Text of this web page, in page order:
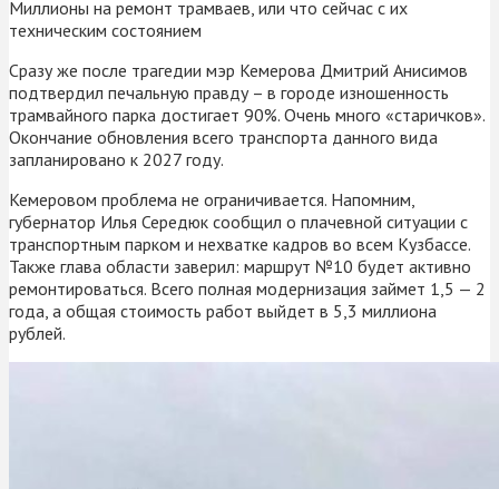
Миллионы на ремонт трамваев, или что сейчас с их
техническим состоянием
Сразу же после трагедии мэр Кемерова Дмитрий Анисимов
подтвердил печальную правду – в городе изношенность
трамвайного парка достигает 90%. Очень много «старичков».
Окончание обновления всего транспорта данного вида
запланировано к 2027 году.
Кемеровом проблема не ограничивается. Напомним,
губернатор Илья Середюк сообщил о плачевной ситуации с
транспортным парком и нехватке кадров во всем Кузбассе.
Также глава области заверил: маршрут №10 будет активно
ремонтироваться. Всего полная модернизация займет 1,5 — 2
года, а общая стоимость работ выйдет в 5,3 миллиона
рублей.